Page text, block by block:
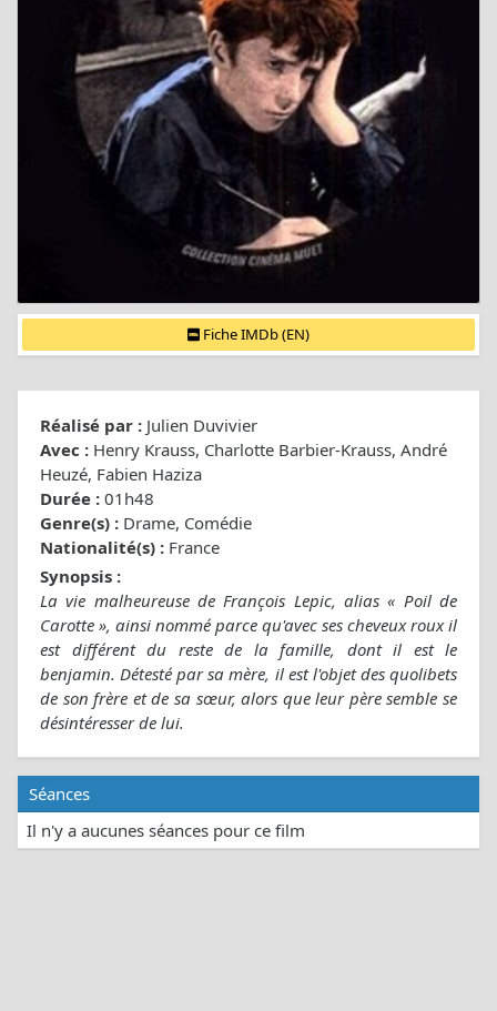
Fiche IMDb (EN)
Réalisé par : Julien Duvivier
Avec : Henry Krauss, Charlotte Barbier-Krauss, André
Heuzé, Fabien Haziza
Durée : 01h48
Genre(s) : Drame, Comédie
Nationalité(s) : France
Synopsis :
La vie malheureuse de François Lepic, alias « Poil de
Carotte », ainsi nommé parce qu'avec ses cheveux roux il
est différent du reste de la famille, dont il est le
benjamin. Détesté par sa mère, il est l'objet des quolibets
de son frère et de sa sœur, alors que leur père semble se
désintéresser de lui.
Séances
Il n'y a aucunes séances pour ce film